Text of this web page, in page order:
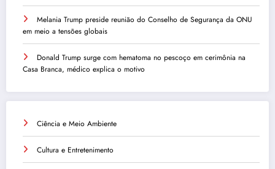
Melania Trump preside reunião do Conselho de Segurança da ONU
em meio a tensões globais
Donald Trump surge com hematoma no pescoço em cerimônia na
Casa Branca, médico explica o motivo
Ciência e Meio Ambiente
Cultura e Entretenimento